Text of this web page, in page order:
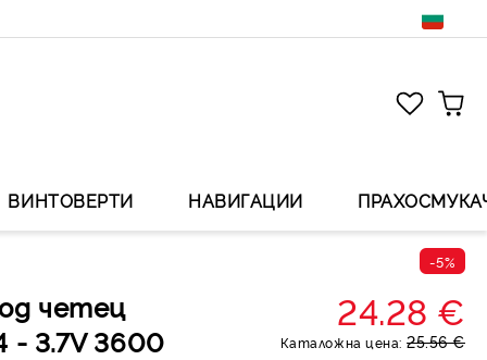
ВИНТОВЕРТИ НАВИГАЦИИ
четец
- 3.7V 3600
-5%
24.28 €
Каталожна цена: 25.56 €